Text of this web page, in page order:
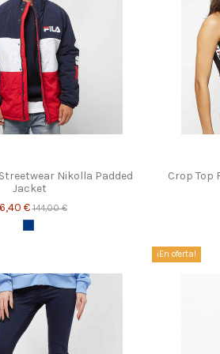
Nikolla Padded
Jacket
€ 144,00 €
Azul marino
Crop Top
¡En oferta!